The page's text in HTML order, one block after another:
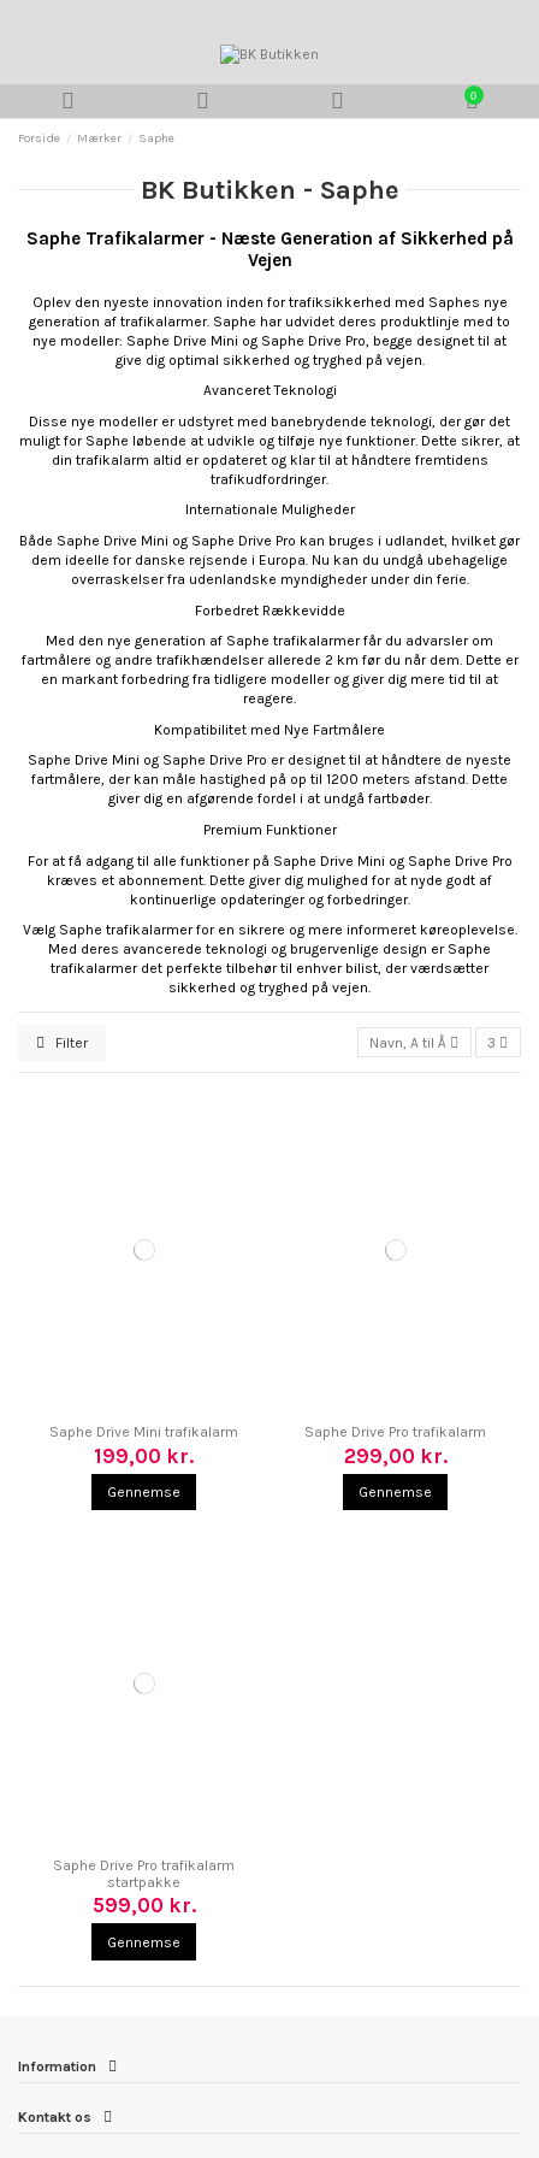
0
Forside Mærker Saphe
BK Butikken - Saphe
Saphe Trafikalarmer - Næste Generation af Sikkerhed på
Vejen
Oplev den nyeste innovation inden for trafiksikkerhed med Saphes nye
generation af trafikalarmer. Saphe har udvidet deres produktlinje med to
nye modeller: Saphe Drive Mini og Saphe Drive Pro, begge designet til at
give dig optimal sikkerhed og tryghed på vejen.
Avanceret Teknologi
Disse nye modeller er udstyret med banebrydende teknologi, der gør det
muligt for Saphe løbende at udvikle og tilføje nye funktioner. Dette sikrer, at
din trafikalarm altid er opdateret og klar til at håndtere fremtidens
trafikudfordringer.
Internationale Muligheder
Både Saphe Drive Mini og Saphe Drive Pro kan bruges i udlandet, hvilket gør
dem ideelle for danske rejsende i Europa. Nu kan du undgå ubehagelige
overraskelser fra udenlandske myndigheder under din ferie.
Forbedret Rækkevidde
Med den nye generation af Saphe trafikalarmer får du advarsler om
fartmålere og andre trafikhændelser allerede 2 km før du når dem. Dette er
en markant forbedring fra tidligere modeller og giver dig mere tid til at
reagere.
Kompatibilitet med Nye Fartmålere
Saphe Drive Mini og Saphe Drive Pro er designet til at håndtere de nyeste
fartmålere, der kan måle hastighed på op til 1200 meters afstand. Dette
giver dig en afgørende fordel i at undgå fartbøder.
Premium Funktioner
For at få adgang til alle funktioner på Saphe Drive Mini og Saphe Drive Pro
kræves et abonnement. Dette giver dig mulighed for at nyde godt af
kontinuerlige opdateringer og forbedringer.
Vælg Saphe trafikalarmer for en sikrere og mere informeret køreoplevelse.
Med deres avancerede teknologi og brugervenlige design er Saphe
trafikalarmer det perfekte tilbehør til enhver bilist, der værdsætter
sikkerhed og tryghed på vejen.
Filter Navn, A til Å 3
Saphe Drive Mini trafikalarm
199,00 kr.
Gennemse
Saphe Drive Pro trafikalarm
299,00 kr.
Gennemse
Saphe Drive Pro trafikalarm
startpakke
599,00 kr.
Gennemse
Information
Kontakt os